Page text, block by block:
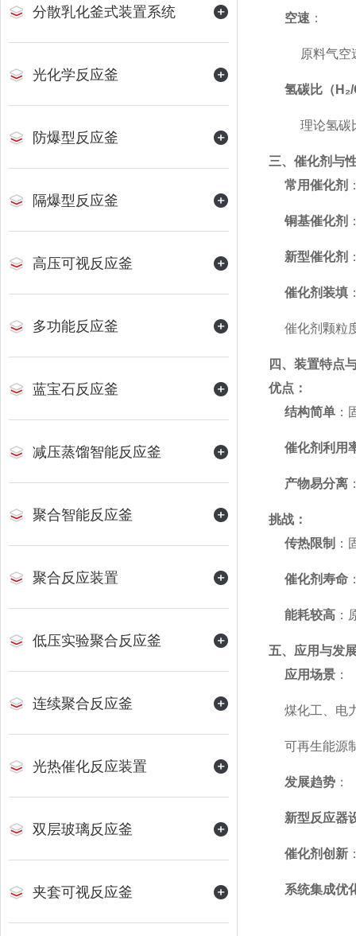
空速 ：
原料气空
氢碳比（
理论氢碳
三、催化剂与
常用催化剂
铜基催化剂
新型催化剂
催化剂装填
催化剂颗粒
四、装置特点
优点 ：
结构简单 ：
催化剂利用
产物易分离
挑战 ：
传热限制 ：
催化剂寿命
能耗较高 ：
五、应用与发
应用场景 ：
煤化工、电
可再生能源
发展趋势 ：
新型反应器
催化剂创新
系统集成优
分散乳化釜式装置系统
光化学反应釜
防爆型反应釜
隔爆型反应釜
高压可视反应釜
多功能反应釜
蓝宝石反应釜
减压蒸馏智能反应釜
聚合智能反应釜
聚合反应装置
低压实验聚合反应釜
连续聚合反应釜
光热催化反应装置
双层玻璃反应釜
夹套可视反应釜